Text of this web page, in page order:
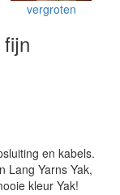
vergroten
en kabels.
Lang Yarns Yak,
kleur Yak!